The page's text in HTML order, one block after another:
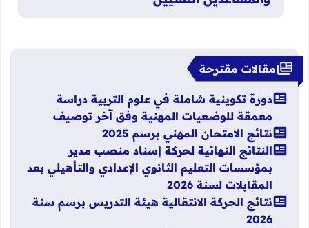
مقالات مقترحة
دورة تكوينية شاملة في علوم التربية دراسة
معمقة للوضعيات المهنية وفق آخر توصيف
نتائج الامتحان المهني برسم 2025
النتائج النهائية لحركة إسناد منصب مدير
بمؤسسات التعليم الثانوي الإعدادي والتأهيلي بعد
المقابلات لسنة 2026
نتائج الحركة الانتقالية هيئة التدريس برسم سنة
2026